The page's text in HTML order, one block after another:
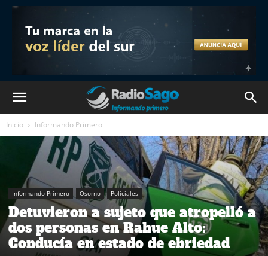
Inicio Informando Primero
Informando Primero Osorno Policiales
Detuvieron a sujeto que atropelló a
dos personas en Rahue Alto:
Conducía en estado de ebriedad